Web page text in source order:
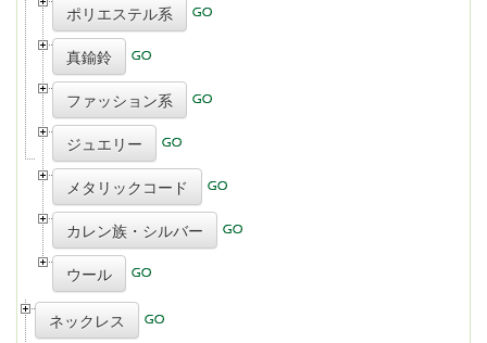
ポリエステル系
真鍮鈴
ファッション系
ジュエリー
メタリックコード
カレン族・シルバー
ウール
ネックレス